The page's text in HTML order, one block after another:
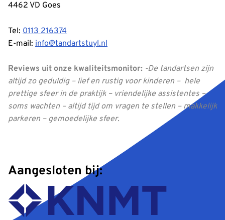
4462 VD Goes
Tel: 0113 216374
E-mail: info@tandartstuyl.nl
Reviews uit onze kwaliteitsmonitor: -De tandartsen zijn
altijd zo geduldig – lief en rustig voor kinderen – hele
prettige sfeer in de praktijk – vriendelijke assistentes –
soms wachten – altijd tijd om vragen te stellen – makkelijk
parkeren – gemoedelijke sfeer.
Aangesloten bij: